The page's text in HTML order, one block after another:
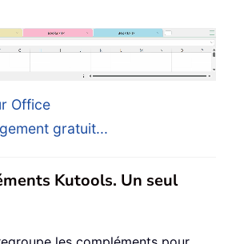
Office
gratuit...
Kutools. Un seul